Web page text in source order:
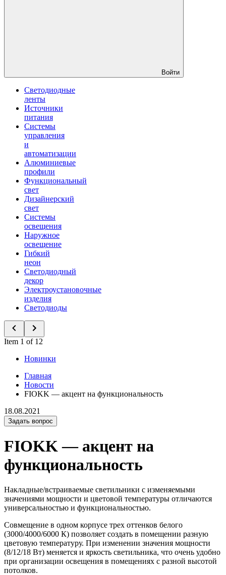
Войти
Светодиодные
ленты
Источники
питания
Системы
управления
и
автоматизации
Алюминиевые
профили
Функциональный
свет
Дизайнерский
свет
Системы
освещения
Наружное
освещение
Гибкий
неон
Светодиодный
декор
Электроустановочные
изделия
Светодиоды
Item 1 of 12
Новинки
Главная
Новости
FIOKK — акцент на функциональность
18.08.2021
Задать вопрос
FIOKK — акцент на
функциональность
Накладные/встраиваемые светильники с изменяемыми
значениями мощности и цветовой температуры отличаются
универсальностью и функциональностью.
Совмещение в одном корпусе трех оттенков белого
(3000/4000/6000 К) позволяет создать в помещении разную
цветовую температуру. При изменении значения мощности
(8/12/18 Вт) меняется и яркость светильника, что очень удобно
при организации освещения в помещениях с разной высотой
потолков.